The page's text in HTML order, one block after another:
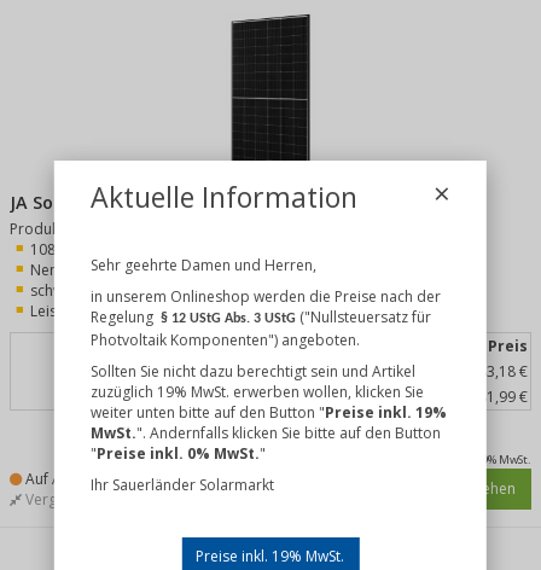
JA Solar JAM54D40-465/LR N-Type (BFR) Glas-Glas
Produkt-Merkmale:
108 monokristalline Zellen
Nennleistung 465 Wp
schwarzer Rahmen
Leistungstoleranz 0/+5W
Menge
Preis
bis 35 Stück
83,18 €
ab 36 Stück
81,99 €
inkl. 19% MwSt.
Auf Anfrage Details ansehen
Vergleichen
Aktuelle Information
Sehr geehrte Damen und Herren,
in unserem Onlineshop werden die Preise nach der
Regelung § 12 UStG Abs. 3 UStG("Nullsteuersatz für
Photvoltaik Komponenten") angeboten.
Sollten Sie nicht dazu berechtigt sein und Artikel
zuzüglich 19% MwSt. erwerben wollen, klicken Sie
weiter unten bitte auf den Button "Preise inkl. 19%
MwSt.". Andernfalls klicken Sie bitte auf den Button
"Preise inkl. 0% MwSt."
Ihr Sauerländer Solarmarkt
Preise inkl. 19% MwSt.
×